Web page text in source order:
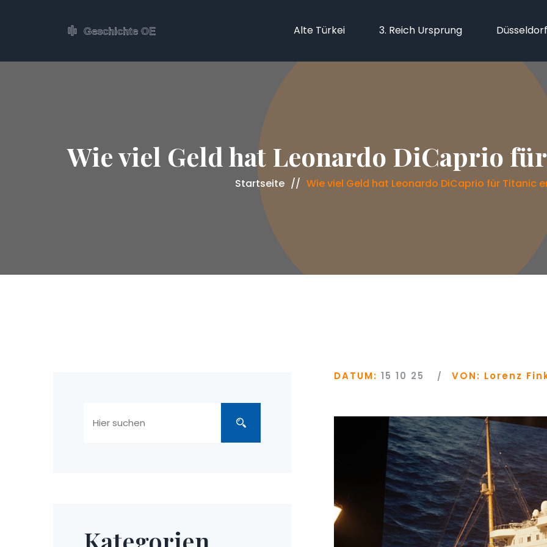
Alte Türkei 3. Reich Ursprung
Wie viel Geld hat Leonardo DiCaprio
Startseite Wie viel Geld hat Leonardo DiCaprio für Titanic
DATUM: 15 10 25 VON: Lorenz